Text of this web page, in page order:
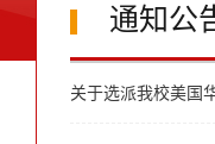
通知公
关于选派我校美国